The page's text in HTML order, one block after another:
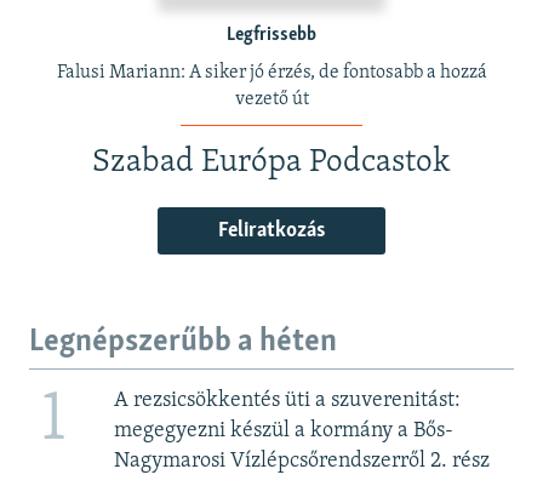
Legfrissebb
Falusi Mariann: A siker jó érzés, de fontosabb a hozzá
vezető út
Szabad Európa Podcastok
Feliratkozás
Legnépszerűbb a héten
1
A rezsicsökkentés üti a szuverenitást:
megegyezni készül a kormány a Bős-
Nagymarosi Vízlépcsőrendszerről 2. rész